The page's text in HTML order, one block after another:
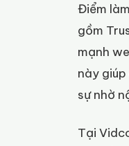
Điểm
gồm
mạnh
này
sự nhờ
Tại